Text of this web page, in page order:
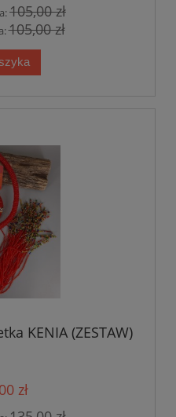
105,00 zł
105,00 zł
KENIA (ZESTAW)
zł